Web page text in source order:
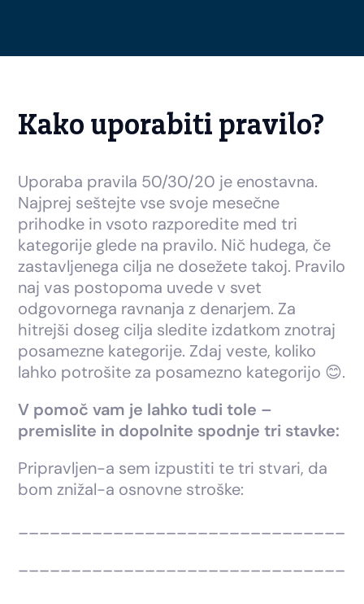
Kako uporabiti pravilo?
Uporaba pravila 50/30/20 je enostavna.
Najprej seštejte vse svoje mesečne
prihodke in vsoto razporedite med tri
kategorije glede na pravilo. Nič hudega, če
zastavljenega cilja ne dosežete takoj. Pravilo
naj vas postopoma uvede v svet
odgovornega ravnanja z denarjem. Za
hitrejši doseg cilja sledite izdatkom znotraj
posamezne kategorije. Zdaj veste, koliko
lahko potrošite za posamezno kategorijo 😊.
V pomoč vam je lahko tudi tole –
premislite in dopolnite spodnje tri stavke:
Pripravljen-a sem izpustiti te tri stvari, da
bom znižal-a osnovne stroške: